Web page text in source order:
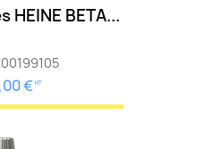
HEINE BETA...
€ HT